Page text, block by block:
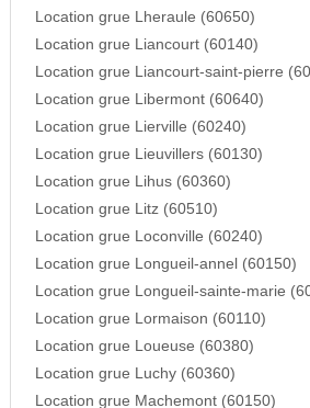
Location grue Lheraule (60650)
Location grue Liancourt (60140)
Location grue Liancourt-saint-pierre
Location grue Libermont (60640)
Location grue Lierville (60240)
Location grue Lieuvillers (60130)
Location grue Lihus (60360)
Location grue Litz (60510)
Location grue Loconville (60240)
Location grue Longueil-annel (60150)
Location grue Longueil-sainte-marie
Location grue Lormaison (60110)
Location grue Loueuse (60380)
Location grue Luchy (60360)
Location grue Machemont (60150)